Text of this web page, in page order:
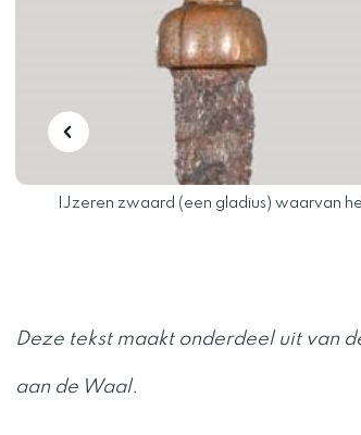
IJzeren zwaard (een gladius) waarvan
Deze tekst maakt onderdeel uit van
aan de Waal.